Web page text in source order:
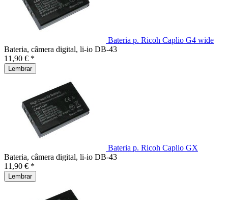
Bateria p. Ricoh Caplio G4 wide
Bateria, câmera digital, li-io DB-43
11,90 € *
Lembrar
Bateria p. Ricoh Caplio GX
Bateria, câmera digital, li-io DB-43
11,90 € *
Lembrar